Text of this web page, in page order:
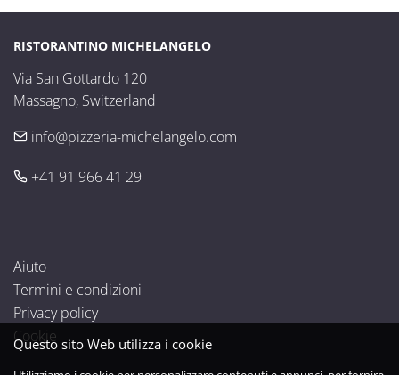
RISTORANTINO MICHELANGELO
Via San Gottardo 120
Massagno, Switzerland
info@pizzeria-michelangelo.com
+41 91 966 41 29
Aiuto
Termini e condizioni
Privacy policy
Cookie
Questo sito Web utilizza i cookie